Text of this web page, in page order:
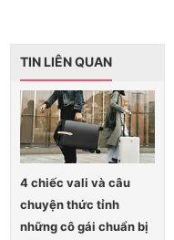
TIN LIÊN QUAN
4 chiếc vali và câu
chuyện thức tỉnh
những cô gái chuẩn bị